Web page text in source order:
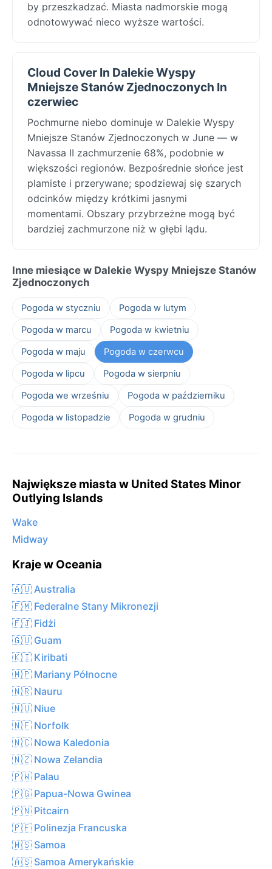
by przeszkadzać. Miasta nadmorskie mogą
odnotowywać nieco wyższe wartości.
Cloud Cover In Dalekie Wyspy
Mniejsze Stanów Zjednoczonych In
czerwiec
Pochmurne niebo dominuje w Dalekie Wyspy
Mniejsze Stanów Zjednoczonych w June — w
Navassa II zachmurzenie 68%, podobnie w
większości regionów. Bezpośrednie słońce jest
plamiste i przerywane; spodziewaj się szarych
odcinków między krótkimi jasnymi
momentami. Obszary przybrzeżne mogą być
bardziej zachmurzone niż w głębi lądu.
Inne miesiące w Dalekie Wyspy Mniejsze Stanów
Zjednoczonych
Pogoda w styczniu
Pogoda w lutym
Pogoda w marcu
Pogoda w kwietniu
Pogoda w maju
Pogoda w czerwcu
Pogoda w lipcu
Pogoda w sierpniu
Pogoda we wrześniu
Pogoda w październiku
Pogoda w listopadzie
Pogoda w grudniu
Największe miasta w United States Minor
Outlying Islands
Wake
Midway
Kraje w Oceania
🇦🇺 Australia
🇫🇲 Federalne Stany Mikronezji
🇫🇯 Fidżi
🇬🇺 Guam
🇰🇮 Kiribati
🇲🇵 Mariany Północne
🇳🇷 Nauru
🇳🇺 Niue
🇳🇫 Norfolk
🇳🇨 Nowa Kaledonia
🇳🇿 Nowa Zelandia
🇵🇼 Palau
🇵🇬 Papua-Nowa Gwinea
🇵🇳 Pitcairn
🇵🇫 Polinezja Francuska
🇼🇸 Samoa
🇦🇸 Samoa Amerykańskie